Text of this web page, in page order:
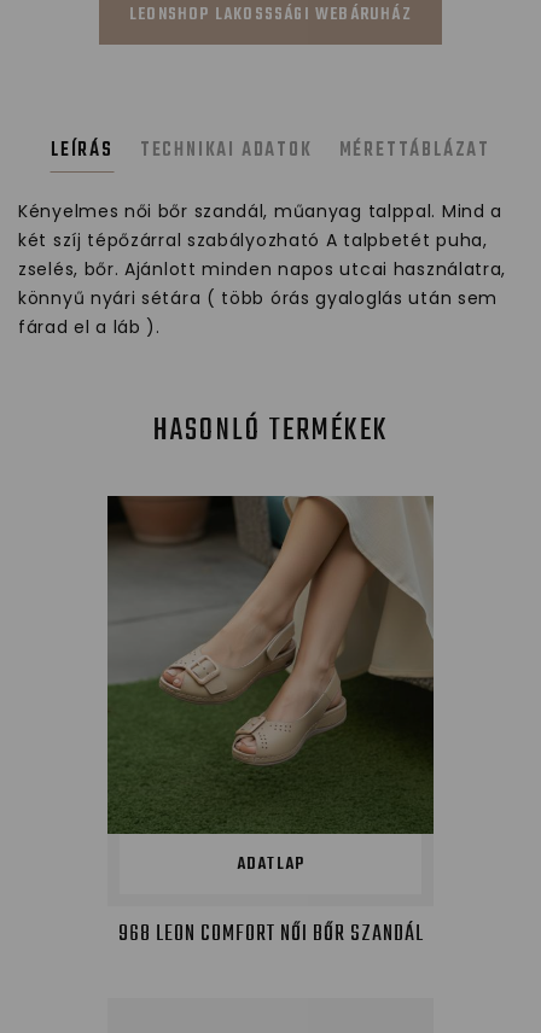
LEONSHOP LAKOSSSÁGI WEBÁRUHÁZ
LEÍRÁS TECHNIKAI ADATOK MÉRETTÁBLÁZAT
Kényelmes női bőr szandál, műanyag talppal. Mind a
két szíj tépőzárral szabályozható A talpbetét puha,
zselés, bőr. Ajánlott minden napos utcai használatra,
könnyű nyári sétára ( több órás gyaloglás után sem
fárad el a láb ).
HASONLÓ TERMÉKEK
ADATLAP
968 LEON COMFORT NŐI BŐR SZANDÁL